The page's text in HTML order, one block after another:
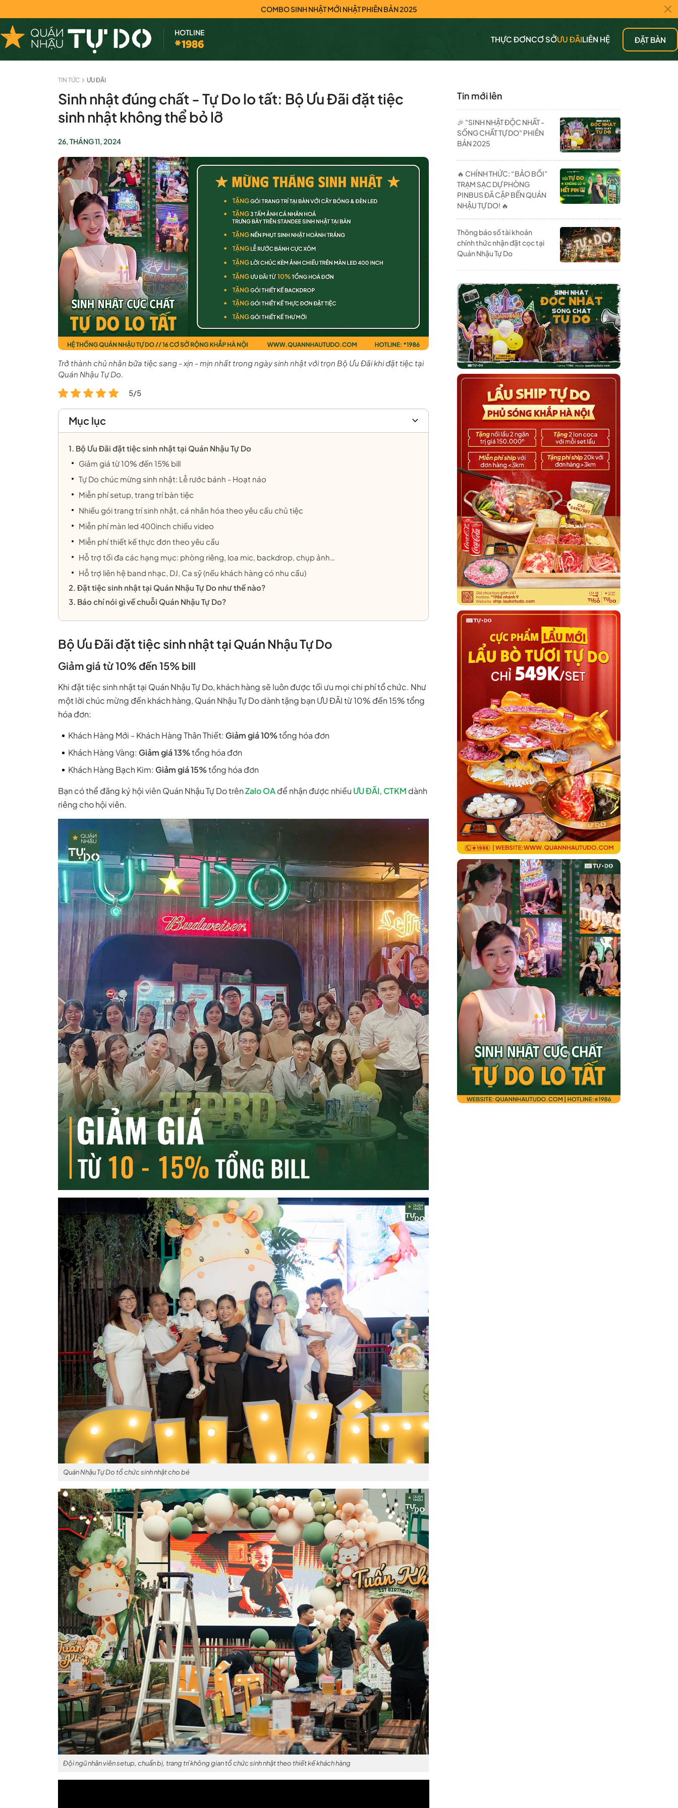
COMBO SINH NHẬT MỚI NHẬT PHIÊN BẢN 2025
HOTLINE
*1986 THỰC ĐƠNCƠ SỞƯU ĐÃILIÊN HỆ ĐẶT BÀN
TIN TỨC ƯU ĐÃI
Sinh nhật đúng chất - Tự Do lo tất: Bộ Ưu Đãi đặt tiệc
sinh nhật không thể bỏ lỡ
26, THÁNG 11, 2024
Trở thành chủ nhân bữa tiệc sang - xịn - mịn nhất trong ngày sinh nhật với trọn Bộ Ưu Đãi khi đặt tiệc tại
Quán Nhậu Tự Do.
5/5
Mục lục
1. Bộ Ưu Đãi đặt tiệc sinh nhật tại Quán Nhậu Tự Do
Giảm giá từ 10% đến 15% bill
Tự Do chúc mừng sinh nhật: Lễ rước bánh - Hoạt náo
Miễn phí setup, trang trí bàn tiệc
Nhiều gói trang trí sinh nhật, cá nhân hóa theo yêu cầu chủ tiệc
Miễn phí màn led 400inch chiếu video
Miễn phí thiết kế thực đơn theo yêu cầu
Hỗ trợ tối đa các hạng mục: phòng riêng, loa mic, backdrop, chụp ảnh…
Hỗ trợ liên hệ band nhạc, DJ, Ca sỹ (nếu khách hàng có nhu cầu)
2. Đặt tiệc sinh nhật tại Quán Nhậu Tự Do như thế nào?
3. Báo chí nói gì về chuỗi Quán Nhậu Tự Do?
Bộ Ưu Đãi đặt tiệc sinh nhật tại Quán Nhậu Tự Do
Giảm giá từ 10% đến 15% bill
Khi đặt tiệc sinh nhật tại Quán Nhậu Tự Do, khách hàng sẽ luôn được tối ưu mọi chi phí tổ chức. Như
một lời chúc mừng đến khách hàng, Quán Nhậu Tự Do dành tặng bạn ƯU ĐÃI từ 10% đến 15% tổng
hóa đơn:
Khách Hàng Mới - Khách Hàng Thân Thiết: Giảm giá 10%tổng hóa đơn
Khách Hàng Vàng: Giảm giá 13%tổng hóa đơn
Khách Hàng Bạch Kim: Giảm giá 15%tổng hóa đơn
Bạn có thể đăng ký hội viên Quán Nhậu Tự Do trênZalo OAđể nhận được nhiều ƯU ĐÃI, CTKM dành
riêng cho hội viên.
Quán Nhậu Tự Do tổ chức sinh nhật cho bé
Đội ngũ nhân viên setup, chuẩn bị, trang trí không gian tổ chức sinh nhật theo thiết kế khách hàng
Tin mới lên
🎉 "SINH NHẬT ĐỘC NHẤT -
SỐNG CHẤT TỰ DO" PHIÊN
BẢN 2025
🔥 CHÍNH THỨC: “BẢO BỐI”
TRẠM SẠC DỰ PHÒNG
PINBUS ĐÃ CẬP BẾN QUÁN
NHẬU TỰ DO! 🔥
Thông báo số tài khoản
chính thức nhận đặt cọc tại
Quán Nhậu Tự Do